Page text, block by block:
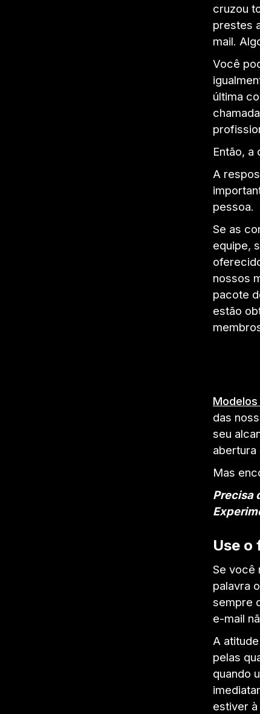
cruzou
prestes
mail.
Você
última
Então, a
A
pessoa.
Se as
equipe,
nossos
pacote
estão
das
seu
abertura
Mas
Precisa
Use o
Se você
palavra
sempre
e-mail
A
pelas
quando
estiver